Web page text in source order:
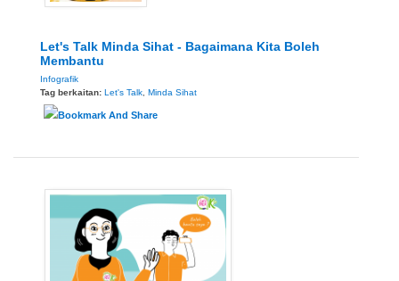
Let's Talk Minda Sihat - Bagaimana Kita Boleh
Membantu
Infografik
Tag berkaitan: Let's Talk Minda Sihat